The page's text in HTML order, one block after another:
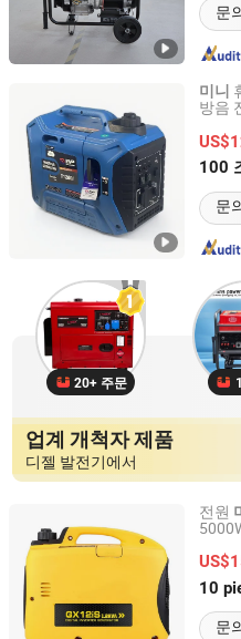
문
미니
방음
100
문
Anhui Changqing
Anhui, China
20+ 주문
업계 개척자 제품
디젤 발전기에서
전원
10
문
Chongqing Fuwang
Ltd.
Chongqing, China